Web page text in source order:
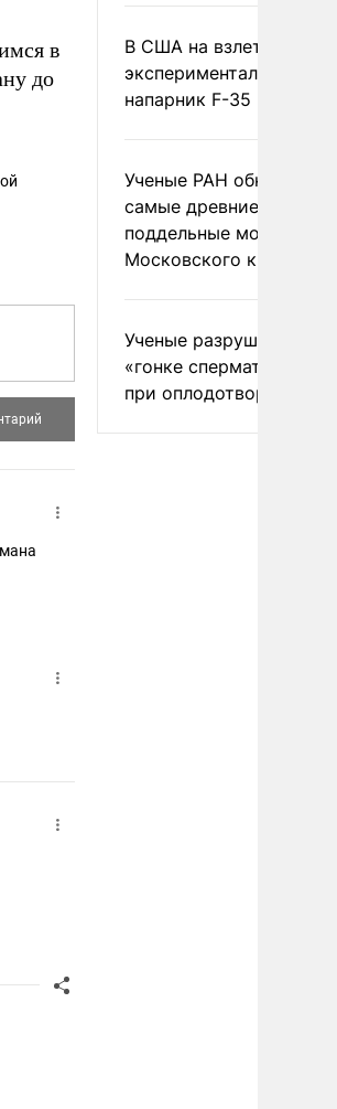
в
до
В США на взлете
экспериментальный
напарник F-35
Ученые РАН
самые древние
поддельные монеты
Московского
Ученые разрушили миф
«гонке
при оплодотворении